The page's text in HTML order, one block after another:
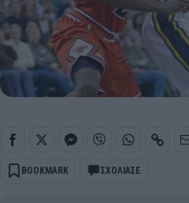
BOOKMARK ΣΧΟΛΙΑΣΕ